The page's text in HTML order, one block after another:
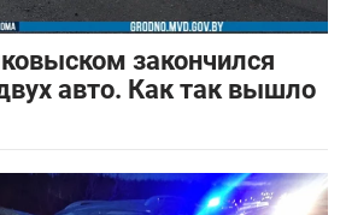
закончился
авто. Как так вышло